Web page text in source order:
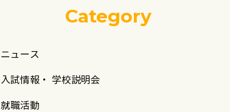
Category
ニュース
入試情報・ 学校説明会
就職活動